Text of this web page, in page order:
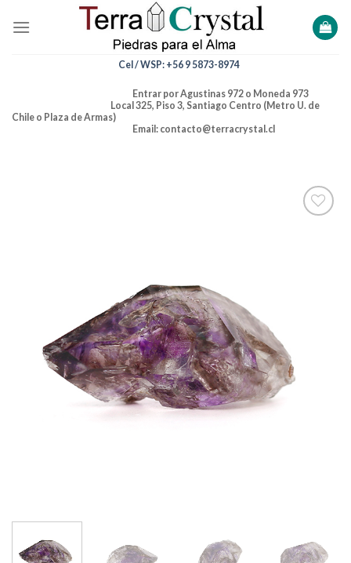
Cel / WSP: +56 9 5873-8974
Entrar por Agustinas 972 o Moneda 973
Local 325, Piso 3, Santiago Centro (Metro U. de
Chile o Plaza de Armas)
Email: contacto@terracrystal.cl